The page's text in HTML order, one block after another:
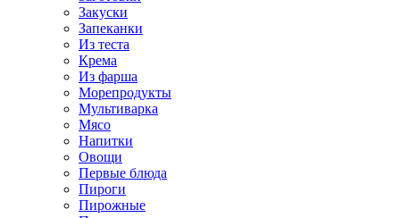
Закуски
Запеканки
Из теста
Крема
Из фарша
Морепродукты
Мультиварка
Мясо
Напитки
Овощи
Первые блюда
Пироги
Пирожные